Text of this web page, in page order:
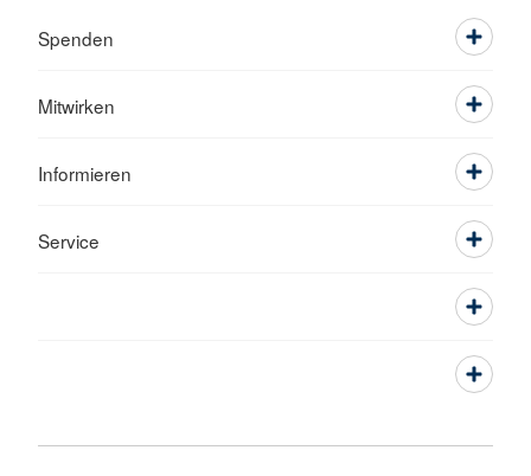
Spenden
Mitwirken
Informieren
Service